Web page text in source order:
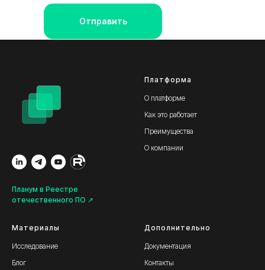
Отправить
Планум в Реестре
отечественного ПО ↗
Платформа
О платформе
Как это работает
Преимущества
О компании
Материалы
Исследование
Блог
Дополнительно
Документация
Контакты